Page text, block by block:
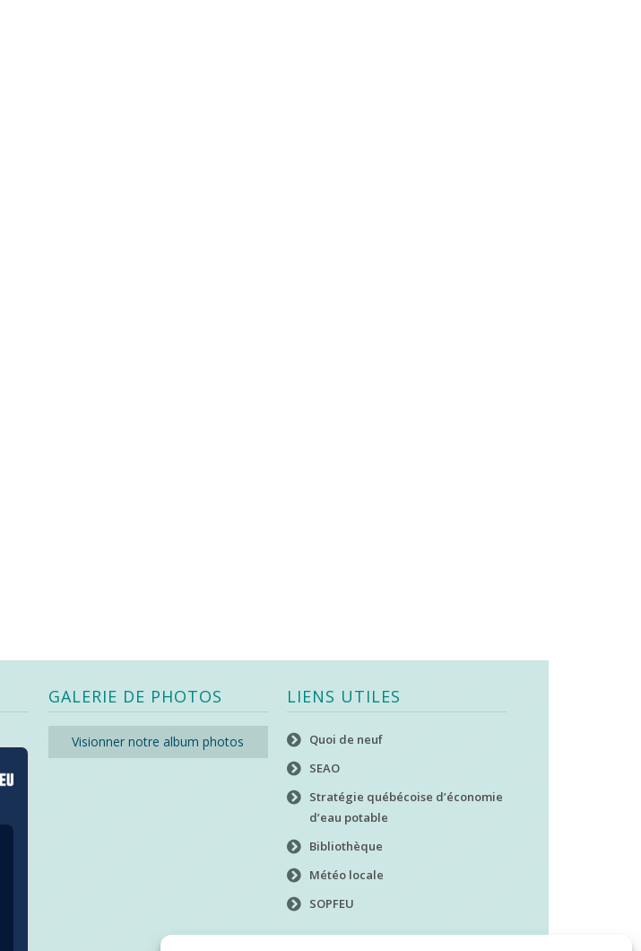
GALERIE DE PHOTOS
Visionner notre album photos
LIENS UTILES
Quoi de neuf
SEAO
Stratégie québécoise d’économie
d’eau potable
Bibliothèque
Météo locale
SOPFEU